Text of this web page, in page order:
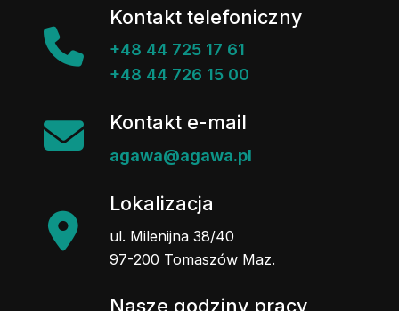
Kontakt telefoniczny
+48 44 725 17 61
+48 44 726 15 00
Kontakt e-mail
agawa@agawa.pl
Lokalizacja
ul. Milenijna 38/40
97-200 Tomaszów Maz.
Nasze godziny pracy